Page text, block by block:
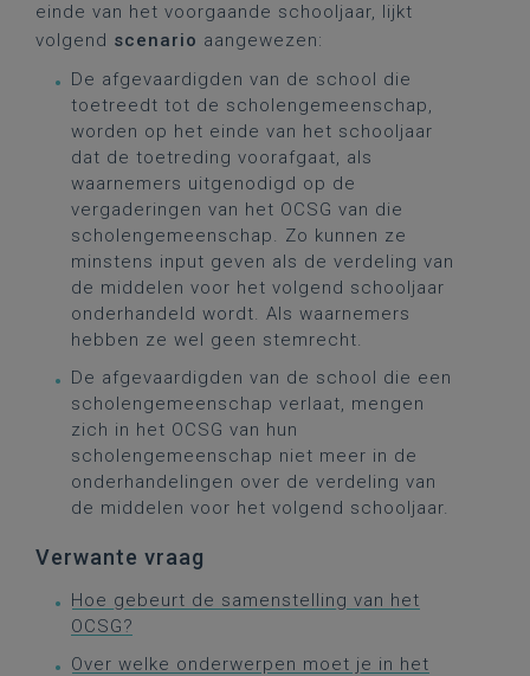
einde van het voorgaande schooljaar, lijkt
volgend scenario aangewezen:
De afgevaardigden van de school die
toetreedt tot de scholengemeenschap,
worden op het einde van het schooljaar
dat de toetreding voorafgaat, als
waarnemers uitgenodigd op de
vergaderingen van het OCSG van die
scholengemeenschap. Zo kunnen ze
minstens input geven als de verdeling van
de middelen voor het volgend schooljaar
onderhandeld wordt. Als waarnemers
hebben ze wel geen stemrecht.
De afgevaardigden van de school die een
scholengemeenschap verlaat, mengen
zich in het OCSG van hun
scholengemeenschap niet meer in de
onderhandelingen over de verdeling van
de middelen voor het volgend schooljaar.
Verwante vraag
Hoe gebeurt de samenstelling van het
OCSG?
Over welke onderwerpen moet je in het